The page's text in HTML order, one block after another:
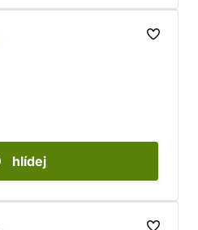
hlídej